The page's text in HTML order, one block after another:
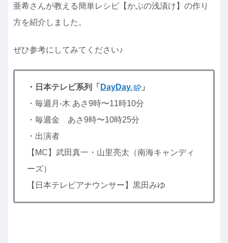
亜希さんが教える簡単レシピ【かぶの浅漬け】の作り
方を紹介しました。
ぜひ参考にしてみてください♪
・日本テレビ系列「 DayDay.
」
・毎週月-木 あさ9時〜11時10分
・毎週金 あさ9時〜10時25分
・出演者
【MC】武田真一・山里亮太（南海キャンディ
ーズ）
【日本テレビアナウンサー】黒田みゆ